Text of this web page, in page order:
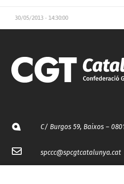
30/05/2013 - 14:30:00
C/ Burgos 59, Baixos –
spccc@spcgtcatalunya.cat